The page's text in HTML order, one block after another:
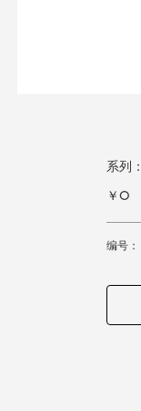
系列：
￥0
编号：